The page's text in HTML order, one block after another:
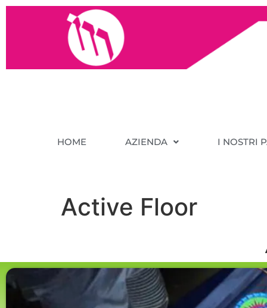
HOME AZIENDA I NOSTRI
Active Floor